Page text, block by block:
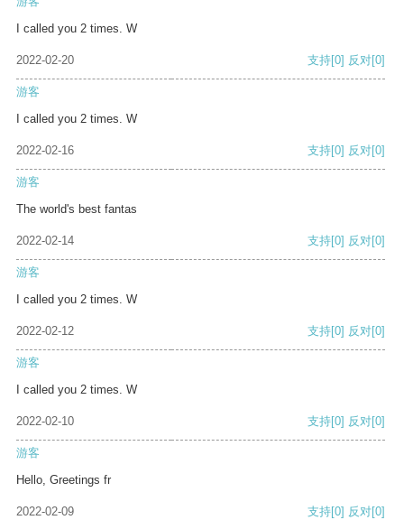
I called you 2 times. W
2022-02-20 支持[0] 反对[0]
游客
I called you 2 times. W
2022-02-16 支持[0] 反对[0]
游客
The world's best fantas
2022-02-14 支持[0] 反对[0]
游客
I called you 2 times. W
2022-02-12 支持[0] 反对[0]
游客
I called you 2 times. W
2022-02-10 支持[0] 反对[0]
游客
Hello, Greetings fr
2022-02-09 支持[0] 反对[0]